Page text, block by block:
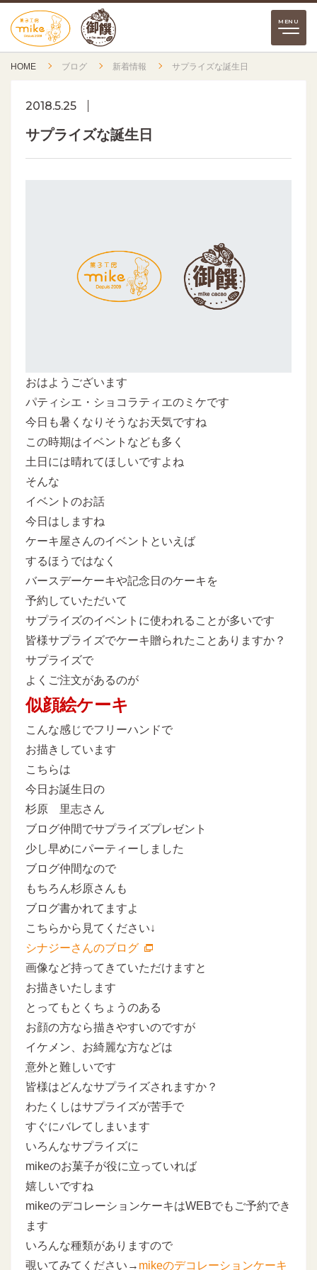
HOME ブログ 新着情報 サプライズな誕生日
2018.5.25
サプライズな誕生日
おはようございます
パティシエ・ショコラティエのミケです
今日も暑くなりそうなお天気ですね
この時期はイベントなども多く
土日には晴れてほしいですよね
そんな
イベントのお話
今日はしますね
ケーキ屋さんのイベントといえば
するほうではなく
バースデーケーキや記念日のケーキを
予約していただいて
サプライズのイベントに使われることが多いです
皆様サプライズでケーキ贈られたことありますか？
サプライズで
よくご注文があるのが
似顔絵ケーキ
こんな感じでフリーハンドで
お描きしています
こちらは
今日お誕生日の
杉原 里志さん
ブログ仲間でサプライズプレゼント
少し早めにパーティーしました
ブログ仲間なので
もちろん杉原さんも
ブログ書かれてますよ
こちらから見てください↓
シナジーさんのブログ
画像など持ってきていただけますと
お描きいたします
とってもとくちょうのある
お顔の方なら描きやすいのですが
イケメン、お綺麗な方などは
意外と難しいです
皆様はどんなサプライズされますか？
わたくしはサプライズが苦手で
すぐにバレてしまいます
いろんなサプライズに
mikeのお菓子が役に立っていれば
嬉しいですね
mikeのデコレーションケーキはWEBでもご予約でき
ます
いろんな種類がありますので
覗いてみてください→ mikeのデコレーションケーキ